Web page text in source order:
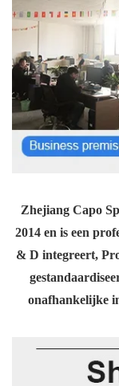
Zhejiang Capo
2014 en is een
& D integreert,
onafhankelijke